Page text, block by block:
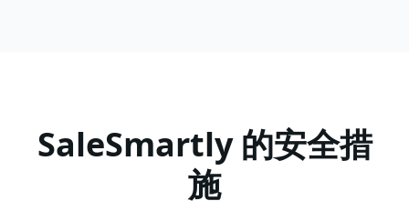
SaleSmartly 的安全措
施